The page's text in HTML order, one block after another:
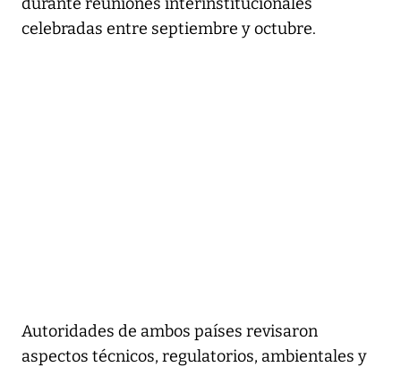
celebradas entre septiembre y octubre.
Autoridades de ambos países revisaron
aspectos técnicos, regulatorios, ambientales y